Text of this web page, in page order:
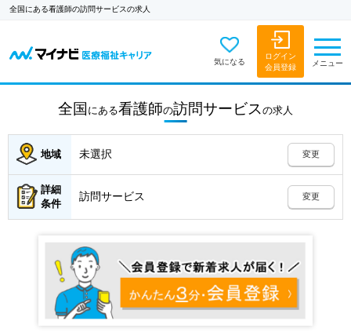
全国にある看護師の訪問サービスの求人
気になる
ログイン
会員登録
メニュー
全国 にある看護師の訪問サービス の求人
地域 未選択 変更
詳細
条件
訪問サービス 変更